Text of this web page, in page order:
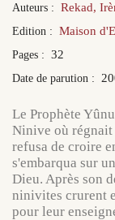
Auteurs : Rekad,
Edition : Maison
Pages : 32
Date de parution :
Le Prophète
Ninive où
refusa de croire
s'embarqua sur
Dieu. Après son
ninivites crurent
pour leur